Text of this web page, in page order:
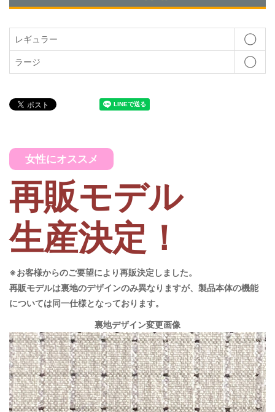
レギュラー ◯
ラージ ◯
女性にオススメ
再販モデル
生産決定！
※お客様からのご要望により再販決定しました。
再販モデルは裏地のデザインのみ異なりますが、製品本体の機能
については同一仕様となっております。
裏地デザイン変更画像